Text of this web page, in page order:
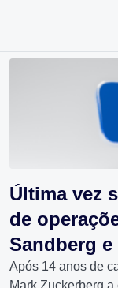
Última vez
de
Sandberg
Após 14 anos de